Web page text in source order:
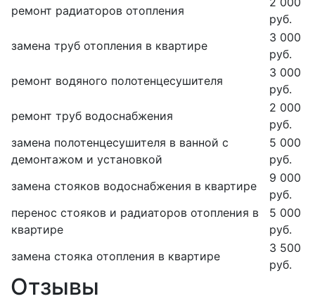
ремонт радиаторов отопления
руб.
замена труб отопления в квартире
3 000
руб.
ремонт водяного полотенцесушителя
3 000
руб.
ремонт труб водоснабжения
2 000
руб.
замена полотенцесушителя в ванной с
демонтажом и установкой
5 000
руб.
замена стояков водоснабжения в квартире
9 000
руб.
перенос стояков и радиаторов отопления в
квартире
5 000
руб.
замена стояка отопления в квартире
3 500
руб.
Отзывы